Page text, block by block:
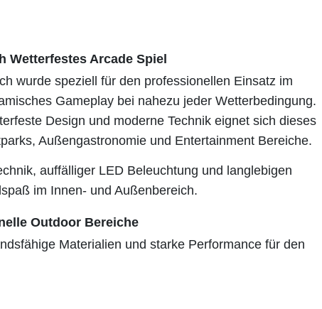
Wetterfestes Arcade Spiel
wurde speziell für den professionellen Einsatz im
Gameplay bei nahezu jeder Wetterbedingung.
Design und moderne Technik eignet sich dieses
Außengastronomie und Entertainment Bereiche.
auffälliger LED Beleuchtung und langlebigen
im Innen- und Außenbereich.
Outdoor Bereiche
Materialien und starke Performance für den